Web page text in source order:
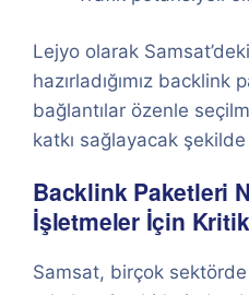
Lejyo olarak
hazırladığımız
bağlantılar özenle
katkı sağlayacak
Backlink Paketleri
İşletmeler İçin
Samsat, birçok sektörde